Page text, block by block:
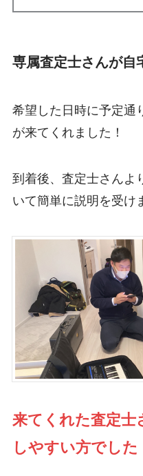
専属査定士さんが自
希望した日時に予定通
が来てくれました！
到着後、査定士さんよ
いて簡単に説明を受け
来てくれた査定士
しやすい方でした